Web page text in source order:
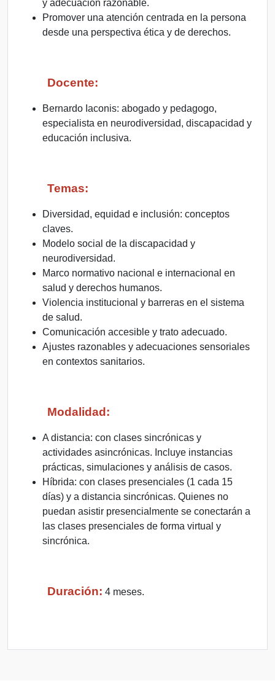
y adecuación razonable.
Promover una atención centrada en la persona
desde una perspectiva ética y de derechos.
Docente:
Bernardo Iaconis: abogado y pedagogo,
especialista en neurodiversidad, discapacidad y
educación inclusiva.
Temas:
Diversidad, equidad e inclusión: conceptos
claves.
Modelo social de la discapacidad y
neurodiversidad.
Marco normativo nacional e internacional en
salud y derechos humanos.
Violencia institucional y barreras en el sistema
de salud.
Comunicación accesible y trato adecuado.
Ajustes razonables y adecuaciones sensoriales
en contextos sanitarios.
Modalidad:
A distancia: con clases sincrónicas y
actividades asincrónicas. Incluye instancias
prácticas, simulaciones y análisis de casos.
Híbrida: con clases presenciales (1 cada 15
días) y a distancia sincrónicas. Quienes no
puedan asistir presencialmente se conectarán a
las clases presenciales de forma virtual y
sincrónica.
Duración: 4 meses.